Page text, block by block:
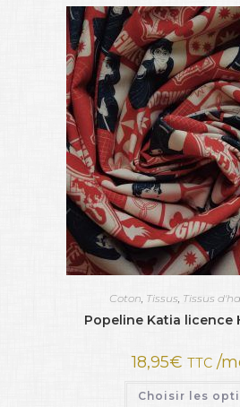
Coton, Tissus, Tissus
Popeline Katia licence
18,95€ TTC/
Choisir les